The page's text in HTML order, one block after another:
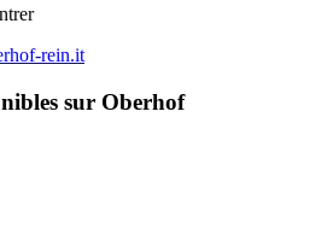
rein.it
sur Oberhof